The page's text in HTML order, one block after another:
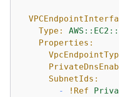
Type:
Properties:
SubnetIds:
-
!Ref